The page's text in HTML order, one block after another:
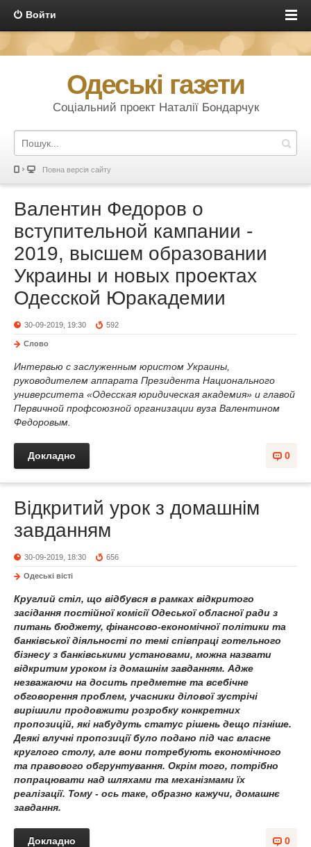
Войти
Одеські газети
Соціальний проект Наталії Бондарчук
Повна версія сайту
Валентин Федоров о
вступительной кампании -
2019, высшем образовании
Украины и новых проектах
Одесской Юракадемии
30-09-2019, 19:30 592
Слово
Интервью с заслуженным юристом Украины,
руководителем аппарата Президента Национального
университета «Одесская юридическая академия» и главой
Первичной профсоюзной организации вуза Валентином
Федоровым.
0
Докладно
Відкритий урок з домашнім
завданням
30-09-2019, 18:30 656
Одеськi вiстi
Круглий стіл, що відбувся в рамках відкритого
засідання постійної комісії Одеської обласної ради з
питань бюджету, фінансово-економічної політики та
банківської діяльності по темі співпраці готельного
бізнесу з банківськими установами, можна назвати
відкритим уроком із домашнім завданням. Адже
незважаючи на досить предметне та всебічне
обговорення проблем, учасники ділової зустрічі
вирішили продовжити розробку конкретних
пропозицій, які набудуть статус рішень дещо пізніше.
Деякі влучні пропозиції було подано під час власне
круглого столу, але вони потребують економічного
та правового обгрунтування. Окрім того, потрібно
попрацювати над шляхами та механізмами їх
реалізації. Тому - ось таке, образно кажучи, домашнє
завдання.
0
Докладно